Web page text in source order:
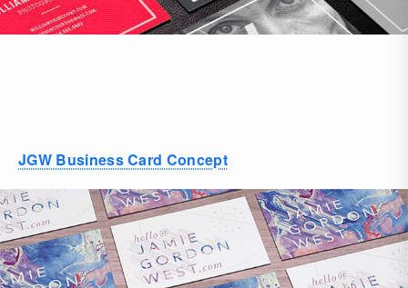
JGW Business Card Concept